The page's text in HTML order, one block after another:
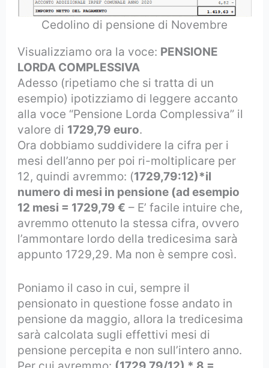
Cedolino di pensione di Novembre
Visualizziamo ora la voce: PENSIONE
LORDA COMPLESSIVA
Adesso (ripetiamo che si tratta di un
esempio) ipotizziamo di leggere accanto
alla voce “Pensione Lorda Complessiva” il
valore di 1729,79 euro.
Ora dobbiamo suddividere la cifra per i
mesi dell’anno per poi ri-moltiplicare per
12, quindi avremmo: (1729,79:12)*il
numero di mesi in pensione (ad esempio
12 mesi = 1729,79 € – E’ facile intuire che,
avremmo ottenuto la stessa cifra, ovvero
l’ammontare lordo della tredicesima sarà
appunto 1729,29. Ma non è sempre così.
Poniamo il caso in cui, sempre il
pensionato in questione fosse andato in
pensione da maggio, allora la tredicesima
sarà calcolata sugli effettivi mesi di
pensione percepita e non sull’intero anno.